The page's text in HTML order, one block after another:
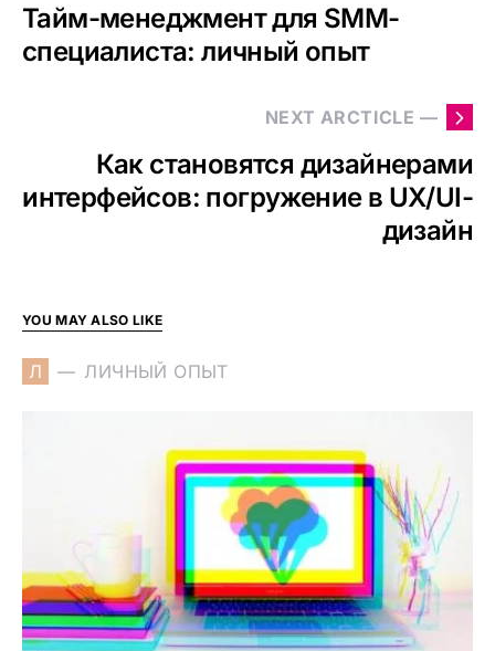
Тайм-менеджмент для SMM-
специалиста: личный опыт
NEXT ARCTICLE —
Как становятся дизайнерами
интерфейсов: погружение в UX/UI-
дизайн
YOU MAY ALSO LIKE
Л ЛИЧНЫЙ ОПЫТ